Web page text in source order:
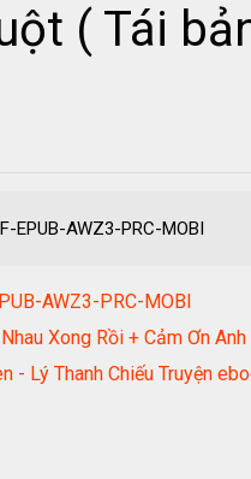
( Tái
EPUB-AWZ3-PRC-MOBI
AWZ3-PRC-MOBI
Xong Rồi + Cảm Ơn
Lý Thanh Chiếu Truyện